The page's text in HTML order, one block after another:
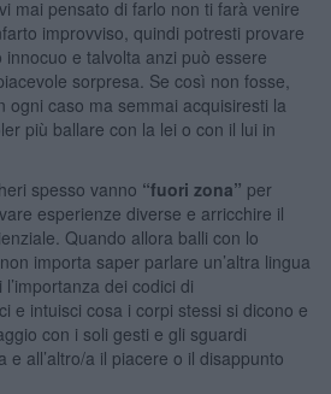
mai pensato di farlo non ti farà venire
improvviso, quindi potresti provare
e talvolta anzi può essere
sorpresa. Se così non fosse,
ogni caso ma semmai acquisiresti la
più ballare con la lei o con il lui in
spesso vanno “fuori zona” per
esperienze diverse e arricchire il
Quando allora balli con lo
importa saper parlare un’altra lingua
dei codici di
e intuisci cosa i corpi stessi si dicono e
con i soli gesti e gli sguardi
all’altro/a il piacere o il disappunto